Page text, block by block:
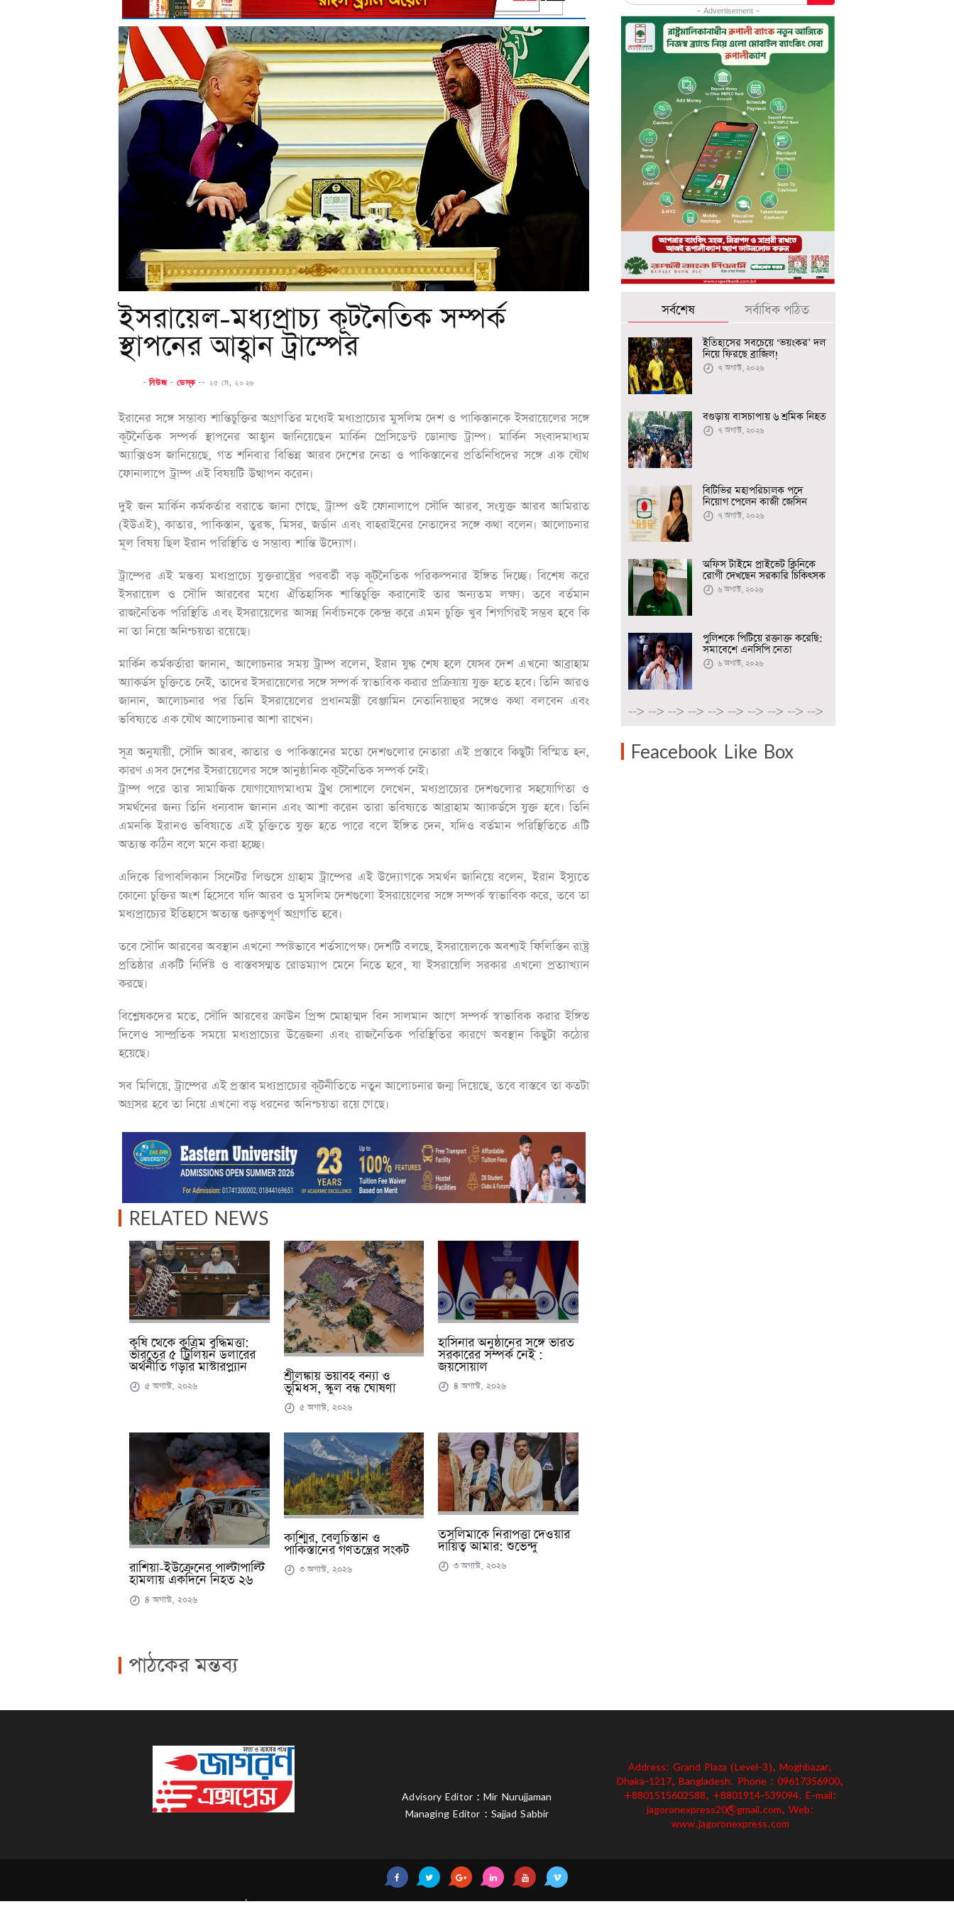
ইসরায়েল-মধ্যপ্রাচ্য কূটনৈতিক সম্পর্ক
স্থাপনের আহ্বান ট্রাম্পের
-নিউজ- ডেস্ক -- ২৫ মে, ২০২৬
ইরানের সঙ্গে সম্ভাব্য শান্তিচুক্তির অগ্রগতির মধ্যেই মধ্যপ্রাচ্যের মুসলিম দেশ ও পাকিস্তানকে ইসরায়েলের সঙ্গে
কূটনৈতিক সম্পর্ক স্থাপনের আহ্বান জানিয়েছেন মার্কিন প্রেসিডেন্ট ডোনাল্ড ট্রাম্প। মার্কিন সংবাদমাধ্যম
অ্যাক্সিওস জানিয়েছে, গত শনিবার বিভিন্ন আরব দেশের নেতা ও পাকিস্তানের প্রতিনিধিদের সঙ্গে এক যৌথ
ফোনালাপে ট্রাম্প এই বিষয়টি উত্থাপন করেন।
দুই জন মার্কিন কর্মকর্তার বরাতে জানা গেছে, ট্রাম্প ওই ফোনালাপে সৌদি আরব, সংযুক্ত আরব আমিরাত
(ইউএই), কাতার, পাকিস্তান, তুরস্ক, মিসর, জর্ডান এবং বাহরাইনের নেতাদের সঙ্গে কথা বলেন। আলোচনার
মূল বিষয় ছিল ইরান পরিস্থিতি ও সম্ভাব্য শান্তি উদ্যোগ।
ট্রাম্পের এই মন্তব্য মধ্যপ্রাচ্যে যুক্তরাষ্ট্রের পরবর্তী বড় কূটনৈতিক পরিকল্পনার ইঙ্গিত দিচ্ছে। বিশেষ করে
ইসরায়েল ও সৌদি আরবের মধ্যে ঐতিহাসিক শান্তিচুক্তি করানোই তার অন্যতম লক্ষ্য। তবে বর্তমান
রাজনৈতিক পরিস্থিতি এবং ইসরায়েলের আসন্ন নির্বাচনকে কেন্দ্র করে এমন চুক্তি খুব শিগগিরই সম্ভব হবে কি
না তা নিয়ে অনিশ্চয়তা রয়েছে।
মার্কিন কর্মকর্তারা জানান, আলোচনার সময় ট্রাম্প বলেন, ইরান যুদ্ধ শেষ হলে যেসব দেশ এখনো আব্রাহাম
অ্যাকর্ডস চুক্তিতে নেই, তাদের ইসরায়েলের সঙ্গে সম্পর্ক স্বাভাবিক করার প্রক্রিয়ায় যুক্ত হতে হবে। তিনি আরও
জানান, আলোচনার পর তিনি ইসরায়েলের প্রধানমন্ত্রী বেঞ্জামিন নেতানিয়াহুর সঙ্গেও কথা বলবেন এবং
ভবিষ্যতে এক যৌথ আলোচনার আশা রাখেন।
সূত্র অনুযায়ী, সৌদি আরব, কাতার ও পাকিস্তানের মতো দেশগুলোর নেতারা এই প্রস্তাবে কিছুটা বিস্মিত হন,
কারণ এসব দেশের ইসরায়েলের সঙ্গে আনুষ্ঠানিক কূটনৈতিক সম্পর্ক নেই।
ট্রাম্প পরে তার সামাজিক যোগাযোগমাধ্যম ট্রুথ সোশালে লেখেন, মধ্যপ্রাচ্যের দেশগুলোর সহযোগিতা ও
সমর্থনের জন্য তিনি ধন্যবাদ জানান এবং আশা করেন তারা ভবিষ্যতে আব্রাহাম অ্যাকর্ডসে যুক্ত হবে। তিনি
এমনকি ইরানও ভবিষ্যতে এই চুক্তিতে যুক্ত হতে পারে বলে ইঙ্গিত দেন, যদিও বর্তমান পরিস্থিতিতে এটি
অত্যন্ত কঠিন বলে মনে করা হচ্ছে।
এদিকে রিপাবলিকান সিনেটর লিন্ডসে গ্রাহাম ট্রাম্পের এই উদ্যোগকে সমর্থন জানিয়ে বলেন, ইরান ইস্যুতে
কোনো চুক্তির অংশ হিসেবে যদি আরব ও মুসলিম দেশগুলো ইসরায়েলের সঙ্গে সম্পর্ক স্বাভাবিক করে, তবে তা
মধ্যপ্রাচ্যের ইতিহাসে অত্যন্ত গুরুত্বপূর্ণ অগ্রগতি হবে।
তবে সৌদি আরবের অবস্থান এখনো স্পষ্টভাবে শর্তসাপেক্ষ। দেশটি বলছে, ইসরায়েলকে অবশ্যই ফিলিস্তিন রাষ্ট্র
প্রতিষ্ঠার একটি নির্দিষ্ট ও বাস্তবসম্মত রোডম্যাপ মেনে নিতে হবে, যা ইসরায়েলি সরকার এখনো প্রত্যাখ্যান
করছে।
বিশ্লেষকদের মতে, সৌদি আরবের ক্রাউন প্রিন্স মোহাম্মদ বিন সালমান আগে সম্পর্ক স্বাভাবিক করার ইঙ্গিত
দিলেও সাম্প্রতিক সময়ে মধ্যপ্রাচ্যের উত্তেজনা এবং রাজনৈতিক পরিস্থিতির কারণে অবস্থান কিছুটা কঠোর
হয়েছে।
সব মিলিয়ে, ট্রাম্পের এই প্রস্তাব মধ্যপ্রাচ্যের কূটনীতিতে নতুন আলোচনার জন্ম দিয়েছে, তবে বাস্তবে তা কতটা
অগ্রসর হবে তা নিয়ে এখনো বড় ধরনের অনিশ্চয়তা রয়ে গেছে।
RELATED NEWS
কৃষি থেকে কৃত্রিম বুদ্ধিমত্তা:
ভারতের ৫ ট্রিলিয়ন ডলারের
অর্থনীতি গড়ার মাস্টারপ্ল্যান
৫ অগাস্ট, ২০২৬
শ্রীলঙ্কায় ভয়াবহ বন্যা ও
ভূমিধস, স্কুল বন্ধ ঘোষণা
৫ অগাস্ট, ২০২৬
হাসিনার অনুষ্ঠানের সঙ্গে ভারত
সরকারের সম্পর্ক নেই :
জয়সোয়াল
৪ অগাস্ট, ২০২৬
রাশিয়া-ইউক্রেনের পাল্টাপাল্টি
হামলায় একদিনে নিহত ২৬
৪ অগাস্ট, ২০২৬
কাশ্মির, বেলুচিস্তান ও
পাকিস্তানের গণতন্ত্রের সংকট
৩ অগাস্ট, ২০২৬
তসলিমাকে নিরাপত্তা দেওয়ার
দায়িত্ব আমার: শুভেন্দু
৩ অগাস্ট, ২০২৬
পাঠকের মন্তব্য
- Advertisement -
সর্বশেষ সর্বাধিক পঠিত
ইতিহাসের সবচেয়ে ‘ভয়ংকর’ দল
নিয়ে ফিরছে ব্রাজিল!
৭ অগাস্ট, ২০২৬
বগুড়ায় বাসচাপায় ৬ শ্রমিক নিহত
৭ অগাস্ট, ২০২৬
বিটিভির মহাপরিচালক পদে
নিয়োগ পেলেন কাজী জেসিন
৭ অগাস্ট, ২০২৬
অফিস টাইমে প্রাইভেট ক্লিনিকে
রোগী দেখছেন সরকারি চিকিৎসক
৬ অগাস্ট, ২০২৬
পুলিশকে পিটিয়ে রক্তাক্ত করেছি:
সমাবেশে এনসিপি নেতা
৬ অগাস্ট, ২০২৬
--> --> --> --> --> --> --> --> --> -->
Feacebook Like Box
Advisory Editor : Mir Nurujjaman
Managing Editor : Sajjad Sabbir
Address: Grand Plaza (Level-3), Moghbazar,
Dhaka-1217, Bangladesh. Phone : 09617356900,
+8801515602588, +8801914-539094. E-mail:
jagoronexpress20@gmail.com, Web:
www.jagoronexpress.com